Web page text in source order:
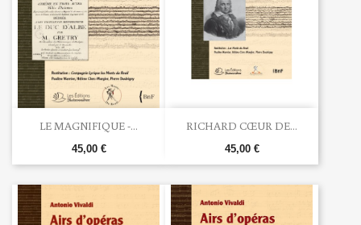
LE MAGNIFIQUE -...
45,00 €
RICHARD CŒUR DE...
45,00 €